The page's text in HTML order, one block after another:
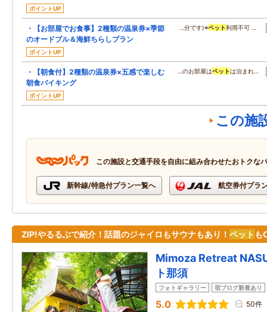
ポイントUP
・【お部屋でお食事】2種類の温泉券×季節
のオードブル＆海鮮ちらしプラン
ポイントUP
…分です)※ペット利用不可 …
・【朝食付】2種類の温泉券×五感で楽しむ
朝食バイキング
ポイントUP
…のお部屋はペットは泊まれ…
この施
この施設と交通手段を自由に組み合わせたおトクな
新幹線/特急付プラン一覧へ 航空券付プラ
ZIP!やるるぶで紹介！話題のジャイロもサウナもあり！ ペット も
Mimoza Retreat
ト那須
フォトギャラリー 宿ブログ新着あり
5.0 50件